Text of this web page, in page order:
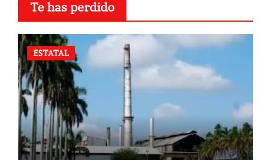
Te has perdido
ESTATAL